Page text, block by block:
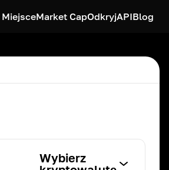
MiejsceMarket CapOdkryjAPIBlog
Wybierz